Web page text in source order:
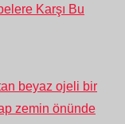
Karşı Bu